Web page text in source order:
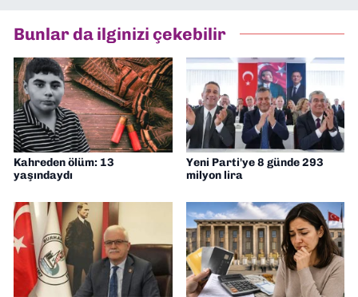
Bunlar da ilginizi çekebilir
Kahreden ölüm: 13
yaşındaydı
Yeni Parti'ye 8 günde 293
milyon lira